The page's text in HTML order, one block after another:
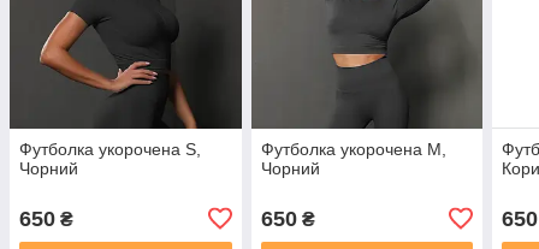
Футболка укорочена S,
Чорний
650 ₴
Футболка укорочена M,
Чорний
650₴ 650